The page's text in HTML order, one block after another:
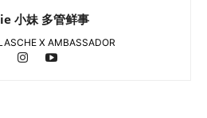
小妹 多管鲜事
X AMBASSADOR